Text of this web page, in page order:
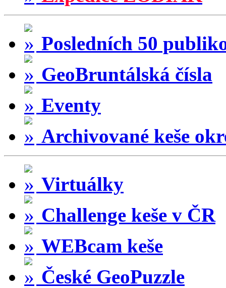
Posledních 50
GeoBruntálská čísla
Eventy
Archivované keše
Virtuálky
Challenge keše v ČR
WEBcam keše
České GeoPuzzle